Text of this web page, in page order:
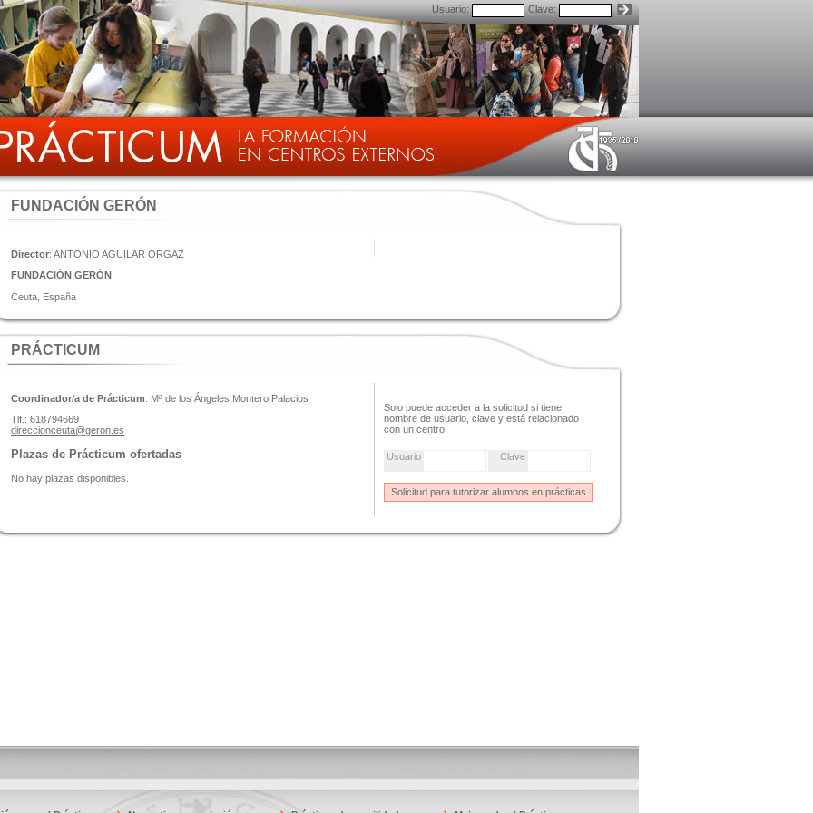
Usuario: Clave:
FUNDACIÓN GERÓN
Director: ANTONIO AGUILAR ORGAZ
FUNDACIÓN GERÓN
Ceuta, España
PRÁCTICUM
Solo puede acceder a la solicitud si tiene
nombre de usuario, clave y está relacionado
con un centro.
Usuario Clave
Coordinador/a de Prácticum: Mª de los Ángeles Montero Palacios
Tlf.: 618794669
direccionceuta@geron.es
Plazas de Prácticum ofertadas
No hay plazas disponibles.